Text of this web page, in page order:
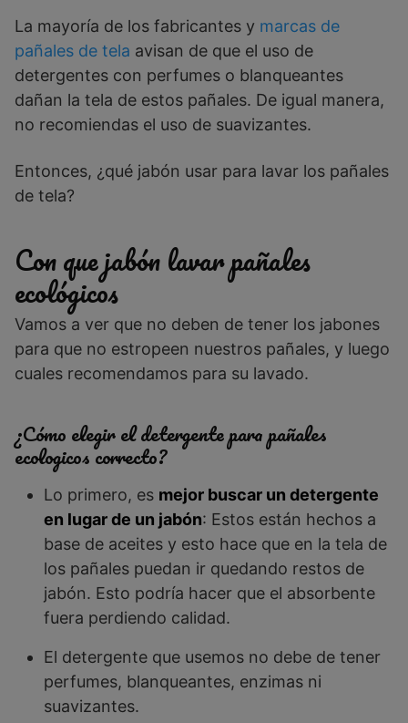
La mayoría de los fabricantes y marcas de
pañales de tela avisan de que el uso de
detergentes con perfumes o blanqueantes
dañan la tela de estos pañales. De igual manera,
no recomiendas el uso de suavizantes.
Entonces, ¿qué jabón usar para lavar los pañales
de tela?
Con que jabón lavar pañales
ecológicos
Vamos a ver que no deben de tener los jabones
para que no estropeen nuestros pañales, y luego
cuales recomendamos para su lavado.
¿Cómo elegir el detergente para pañales
ecologicos correcto?
Lo primero, es mejor buscar un detergente
en lugar de un jabón: Estos están hechos a
base de aceites y esto hace que en la tela de
los pañales puedan ir quedando restos de
jabón. Esto podría hacer que el absorbente
fuera perdiendo calidad.
El detergente que usemos no debe de tener
perfumes, blanqueantes, enzimas ni
suavizantes.